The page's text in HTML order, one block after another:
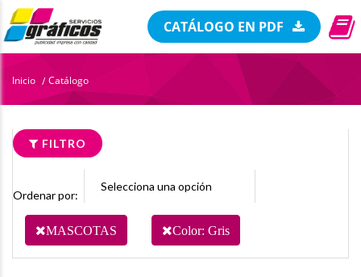
CATÁLOGO EN PDF
Inicio / Catálogo
FILTRO
Ordenar por:
MASCOTAS Color: Gris